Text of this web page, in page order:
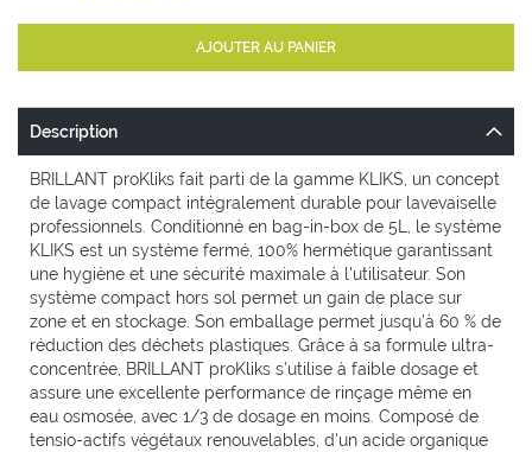
AJOUTER AU PANIER
Description
BRILLANT proKliks fait parti de la gamme KLIKS, un concept
de lavage compact intégralement durable pour lavevaiselle
professionnels. Conditionné en bag-in-box de 5L, le système
KLIKS est un système fermé, 100% hermétique garantissant
une hygiène et une sécurité maximale à l'utilisateur. Son
système compact hors sol permet un gain de place sur
zone et en stockage. Son emballage permet jusqu’à 60 % de
réduction des déchets plastiques. Grâce à sa formule ultra-
concentrée, BRILLANT proKliks s’utilise à faible dosage et
assure une excellente performance de rinçage même en
eau osmosée, avec 1/3 de dosage en moins. Composé de
tensio-actifs végétaux renouvelables, d'un acide organique